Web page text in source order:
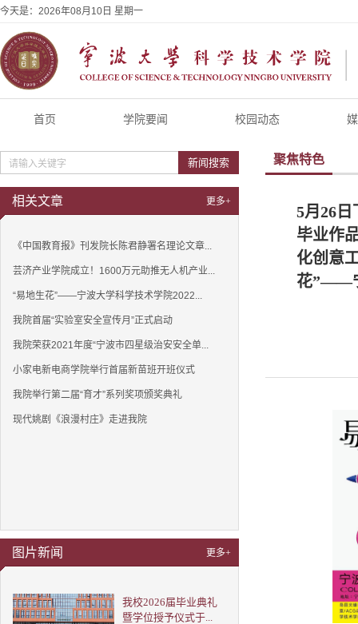
今天是： 2026年08月10日 星期一
首页 学院要闻 校园动态
新闻搜索
相关文章 更多+
《中国教育报》刊发院长陈君静署名理论文章...
芸济产业学院成立！1600万元助推无人机产业...
“易地生花”——宁波大学科学技术学院2022...
我院首届“实验室安全宣传月”正式启动
我院荣获2021年度“宁波市四星级治安安全单...
小家电新电商学院举行首届新苗班开班仪式
我院举行第二届“育才”系列奖项颁奖典礼
现代姚剧《浪漫村庄》走进我院
图片新闻 更多+
我校2026届毕业典礼
暨学位授予仪式于...
聚焦特色
5月26
毕业作
化创意
花”——